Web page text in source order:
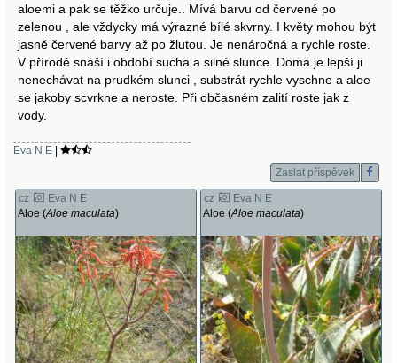
aloemi a pak se těžko určuje.. Mívá barvu od červené po
zelenou , ale vždycky má výrazné bílé skvrny. I květy mohou být
jasně červené barvy až po žlutou. Je nenáročná a rychle roste.
V přírodě snáší i období sucha a silné slunce. Doma je lepší ji
nenechávat na prudkém slunci , substrát rychle vyschne a aloe
se jakoby scvrkne a neroste. Při občasném zalití roste jak z
vody.
Eva N E |
Zaslat příspěvek
cz
Eva N E
Aloe (Aloe maculata)
cz
Eva N E
Aloe (Aloe maculata)